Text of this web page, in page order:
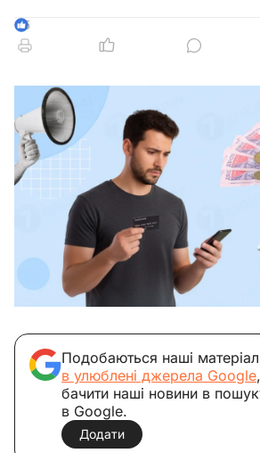
5
Подобаються наші
в улюблені джерела Google
бачити наші новини в
в Google.
Додати